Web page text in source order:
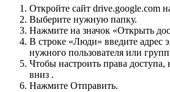
Откройте сайт drive.google.com
Выберите нужную папку.
Нажмите на значок «Открыть
В строке «Люди» введите адрес
нужного пользователя или
Чтобы настроить права доступа,
вниз .
Нажмите Отправить.